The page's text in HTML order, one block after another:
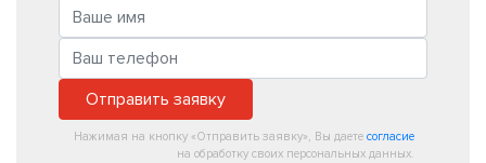
Отправить заявку
Нажимая на кнопку «Отправить заявку», Вы даете согласие
на обработку своих персональных данных.